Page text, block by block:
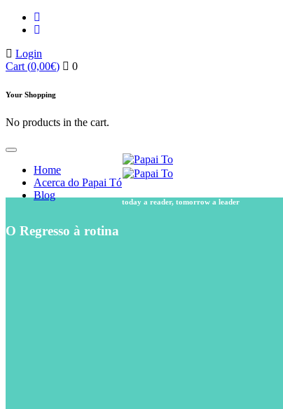
Login
Cart (0,00€) 0
Your Shopping
No products in the cart.
Home
Acerca do Papai Tó
Blog
today a reader, tomorrow a leader
O Regresso à rotina